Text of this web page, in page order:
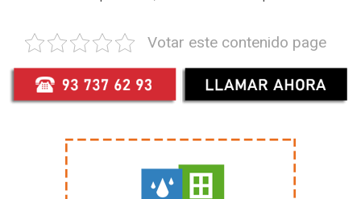
Votar este contenido page